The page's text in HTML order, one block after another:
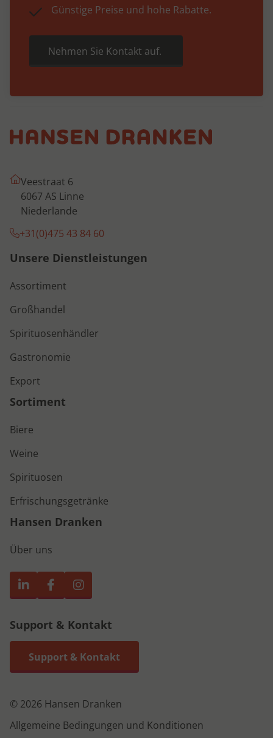
Günstige Preise und hohe Rabatte.
Nehmen Sie Kontakt auf.
Veestraat 6
6067 AS Linne
Niederlande
+31(0)475 43 84 60
Unsere Dienstleistungen
Assortiment
Großhandel
Spirituosenhändler
Gastronomie
Export
Sortiment
Biere
Weine
Spirituosen
Erfrischungsgetränke
Hansen Dranken
Über uns
Support & Kontakt
Support & Kontakt
© 2026 Hansen Dranken
Allgemeine Bedingungen und Konditionen